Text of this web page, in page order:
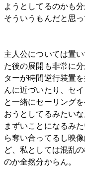
ようとしてるのかも
そういうもんだと思っ
主人公については置
た後の展開も非常に
ターが時間逆行装置
んに近づいたり、セ
と一緒にセーリング
おうとしてるみたい
まずいことになるみ
ら奪い合ってるし映
ど、私としては混乱
のか全然分からん。